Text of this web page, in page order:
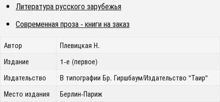
Литература русского зарубежья
Современная проза - книги на заказ
Автор
Плевицкая Н.
Издание
1-е (первое)
Издательство
В типографии Бр. Гиршбаум/Издательство "Таир"
Место издания
Берлин-Париж